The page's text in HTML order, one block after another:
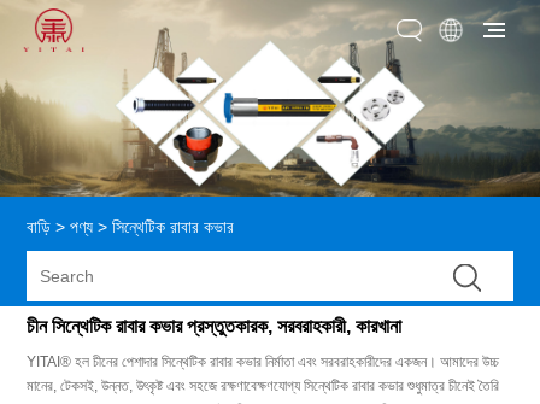
বাড়ি > পণ্য > সিন্থেটিক রাবার কভার
চীন সিন্থেটিক রাবার কভার প্রস্তুতকারক, সরবরাহকারী, কারখানা
YITAI® হল চীনের পেশাদার সিন্থেটিক রাবার কভার নির্মাতা এবং সরবরাহকারীদের একজন। আমাদের উচ্চ
মানের, টেকসই, উন্নত, উৎকৃষ্ট এবং সহজে রক্ষণাবেক্ষণযোগ্য সিন্থেটিক রাবার কভার শুধুমাত্র চীনেই তৈরি